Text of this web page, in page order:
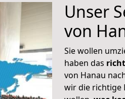
Unser
von
Sie wollen
haben das
von Hanau
wir die richtige